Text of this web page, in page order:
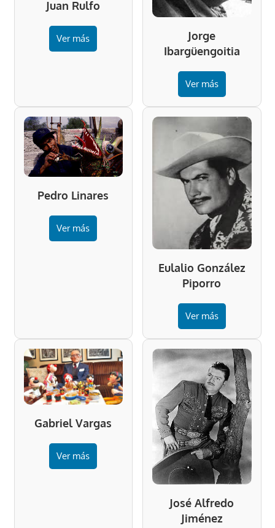
Juan Rulfo
Ver más
Jorge
Ibargüengoitia
Ver más
Pedro Linares
Ver más
Eulalio González
Piporro
Ver más
Gabriel Vargas
Ver más
José Alfredo
Jiménez